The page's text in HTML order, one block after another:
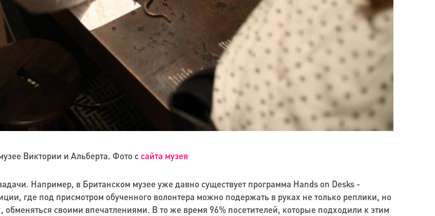
Виктории и Альберта. Фото с сайта музея
Например, в Британском музее уже давно существует программа Hands on Desks -
где под присмотром обученного волонтера можно подержать в руках не только реплики, но
своими впечатлениями. В то же время 96% посетителей, которые подходили к этим